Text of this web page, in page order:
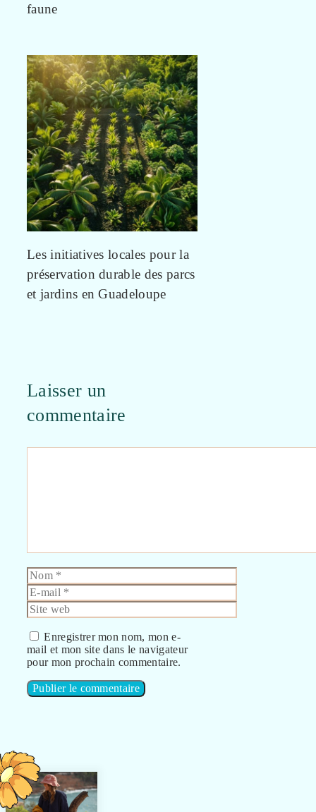
faune
Les initiatives locales pour la
préservation durable des parcs
et jardins en Guadeloupe
Laisser un
commentaire
Nom
E-
mail
Site
web
Enregistrer mon nom, mon e-
mail et mon site dans le navigateur
pour mon prochain commentaire.